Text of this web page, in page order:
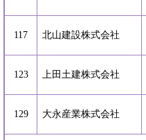
117 北山建設株式会社
123 上田土建株式会社
129 大永産業株式会社